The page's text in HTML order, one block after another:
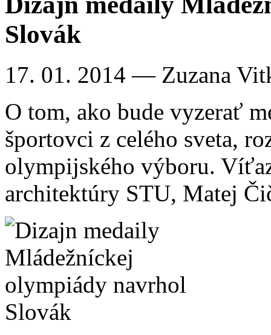
Slovák
17. 01. 2014 — Zuzana
O tom, ako bude vyzerať
športovci z celého sveta,
olympijského výboru.
architektúry STU, Matej